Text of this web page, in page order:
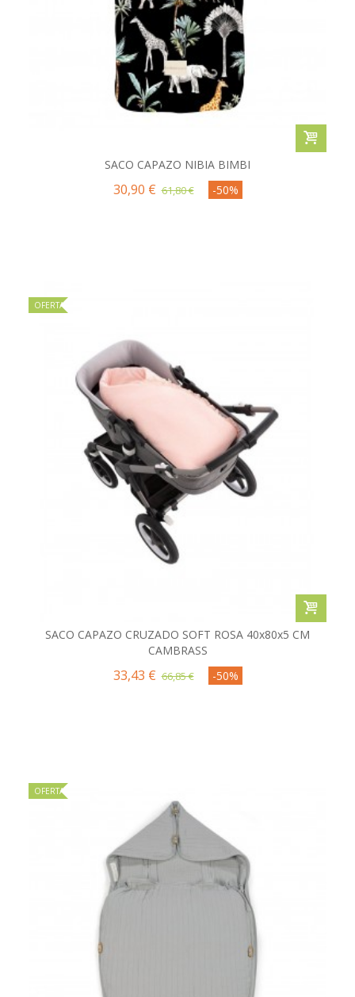
SACO CAPAZO NIBIA BIMBI
30,90 € 61,80 € -50%
OFERTA
SACO CAPAZO CRUZADO SOFT ROSA 40x80x5 CM
CAMBRASS
33,43 € 66,85 € -50%
OFERTA